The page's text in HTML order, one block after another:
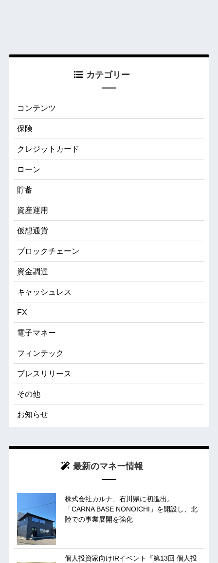
カテゴリー
コンテンツ
保険
クレジットカード
ローン
貯蓄
資産運用
仮想通貨
ブロックチェーン
資金調達
キャッシュレス
FX
電子マネー
フィンテック
プレスリリース
その他
お知らせ
最新のマネー情報
株式会社カルナ、石川県に初進出。
「CARNA BASE NONOICHI」を開設し、北
陸での事業展開を強化
個人投資家向けIRイベント『第13回 個人投